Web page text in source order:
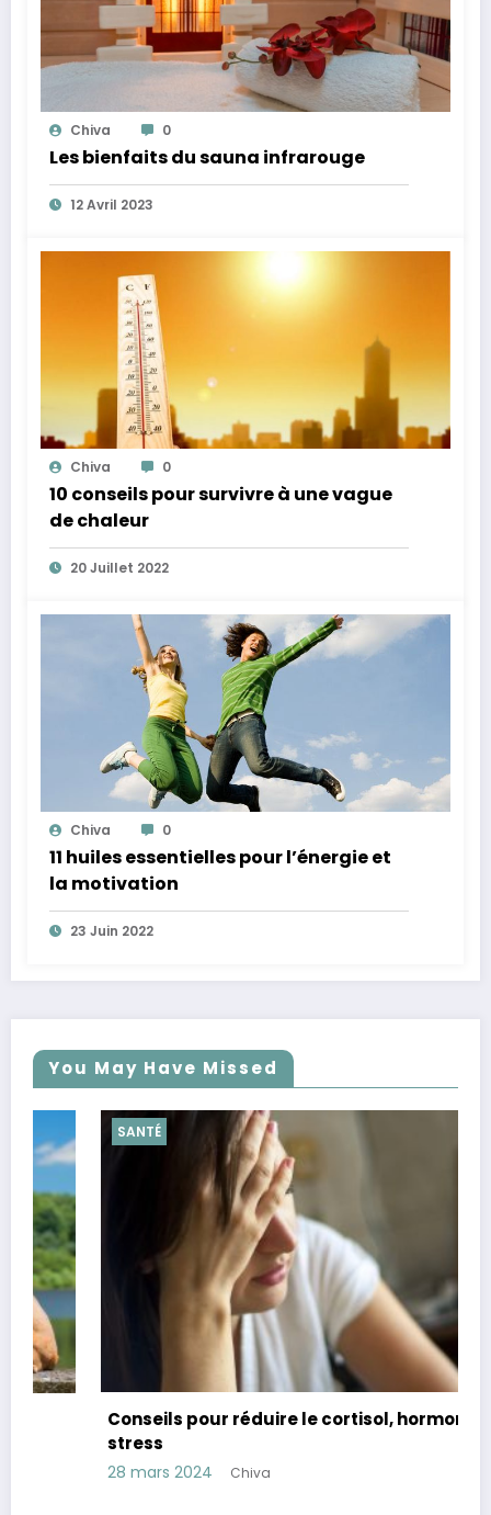
Chiva 0
Les bienfaits du sauna infrarouge
12 Avril 2023
Chiva 0
10 conseils pour survivre à une vague
de chaleur
20 Juillet 2022
Chiva 0
11 huiles essentielles pour l’énergie et
la motivation
23 Juin 2022
You May Have Missed
Conseils pour réduire le cortisol, hormone du
28 mars 2024 Chiva